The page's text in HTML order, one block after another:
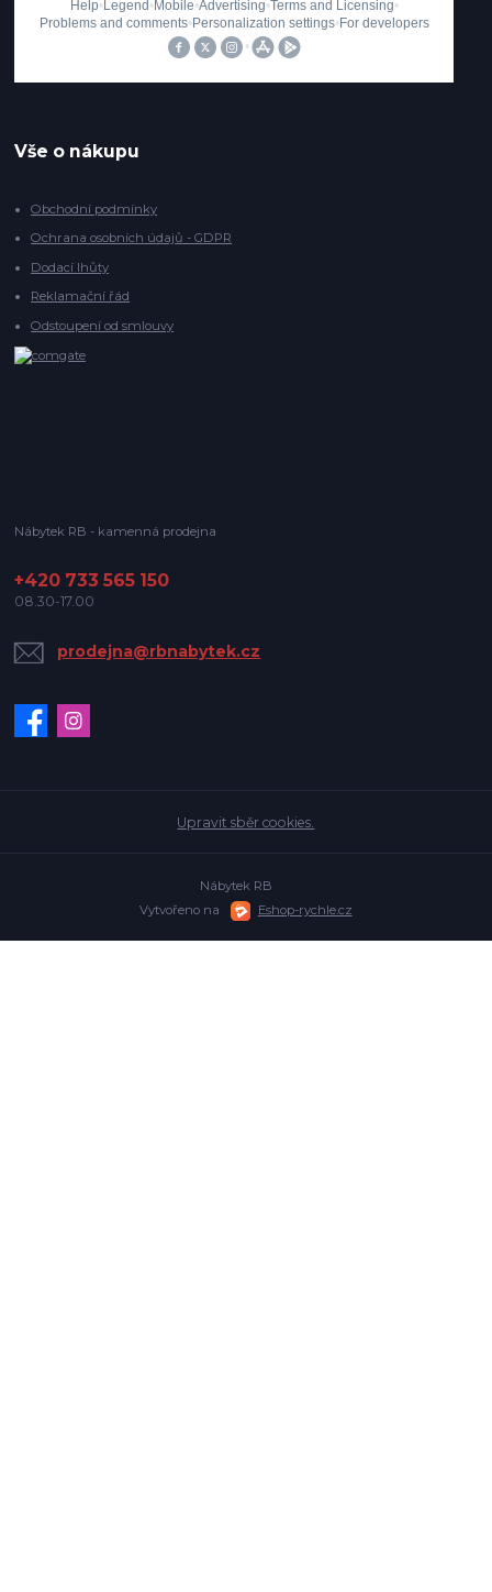
Vše o nákupu
Obchodní podmínky
Ochrana osobních údajů - GDPR
Dodací lhůty
Reklamační řád
Odstoupení od smlouvy
Nábytek RB - kamenná prodejna
+420 733 565 150
08.30-17.00
prodejna@rbnabytek.cz
Upravit sběr cookies.
Nábytek RB
Vytvořeno na
Eshop-rychle.cz